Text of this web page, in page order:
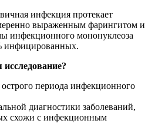
инфекция протекает
выраженным фарингитом и
инфекционного мононуклеоза
инфицированных.
исследование?
периода инфекционного
диагностики заболеваний,
схожи с инфекционным